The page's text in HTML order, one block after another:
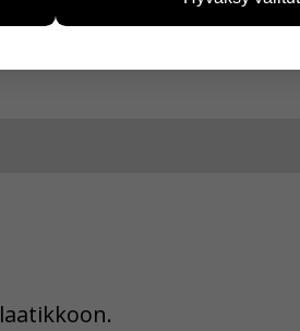
sivuja käytetään ja miten sivuilla
eikä tietoja voi yhdistää